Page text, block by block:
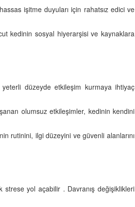
işitme duyuları için rahatsız edici ve
kedinin sosyal hiyerarşisi ve kaynaklara
düzeyde etkileşim kurmaya ihtiyaç
olumsuz etkileşimler, kedinin kendini
rutinini, ilgi düzeyini ve güvenli alanlarını
yol açabilir . Davranış değişiklikleri